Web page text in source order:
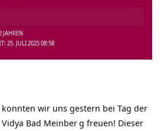
25. JULI 2025 08:58
JAHREN
wir uns gestern bei Tag der
Vidya Bad Meinberg freuen! Dieser